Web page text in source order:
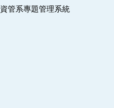
資管系專題管理系統